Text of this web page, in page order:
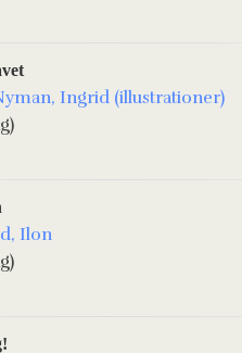
Ingrid (illustrationer)
Ilon